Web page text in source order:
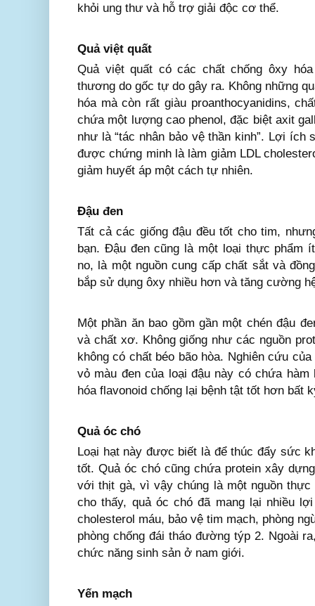
khỏi ung thư và hỗ trợ giải độc cơ thể.
Quả việt quất
Quả việt quất có các chất chống ôxy
thương do gốc tự do gây ra. Không những
hóa mà còn rất giàu proanthocyanidins,
chứa một lượng cao phenol, đặc biệt axit
như là “tác nhân bảo vệ thần kinh”. Lợi ích
được chứng minh là làm giảm LDL
giảm huyết áp một cách tự nhiên.
Đậu đen
Tất cả các giống đậu đều tốt cho tim,
bạn. Đậu đen cũng là một loại thực phẩm
no, là một nguồn cung cấp chất sắt và
bắp sử dụng ôxy nhiều hơn và tăng cường
Một phần ăn bao gồm gần một chén đậu
và chất xơ. Không giống như các nguồn
không có chất béo bão hòa. Nghiên cứu
vỏ màu đen của loại đậu này có chứa
hóa flavonoid chống lại bệnh tật tốt hơn bất
Quả óc chó
Loại hạt này được biết là để thúc đẩy sức
tốt. Quả óc chó cũng chứa protein xây
với thịt gà, vì vậy chúng là một nguồn
cho thấy, quả óc chó đã mang lại nhiều
cholesterol máu, bảo vệ tim mạch, phòng
phòng chống đái tháo đường týp 2. Ngoài
chức năng sinh sản ở nam giới.
Yến mạch